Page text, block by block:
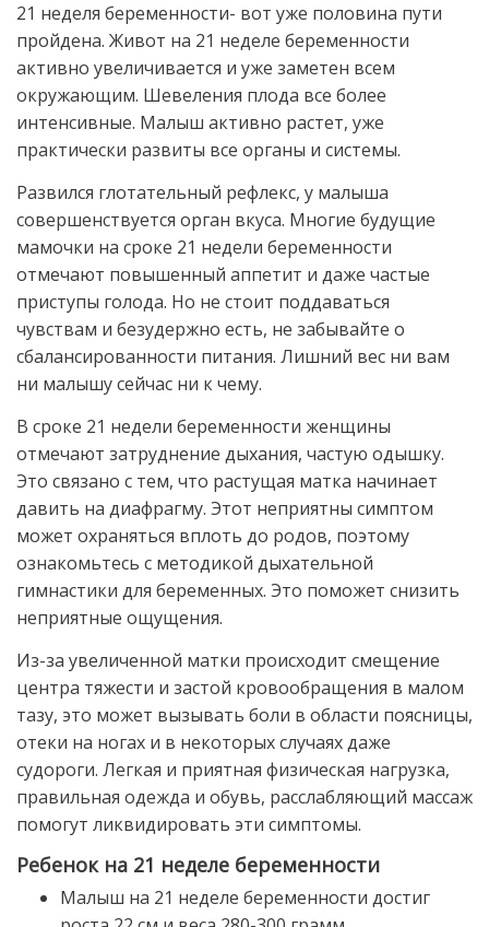
21 неделя беременности- вот уже половина пути
пройдена. Живот на 21 неделе беременности
активно увеличивается и уже заметен всем
окружающим. Шевеления плода все более
интенсивные. Малыш активно растет, уже
практически развиты все органы и системы.
Развился глотательный рефлекс, у малыша
совершенствуется орган вкуса. Многие будущие
мамочки на сроке 21 недели беременности
отмечают повышенный аппетит и даже частые
приступы голода. Но не стоит поддаваться
чувствам и безудержно есть, не забывайте о
сбалансированности питания. Лишний вес ни вам
ни малышу сейчас ни к чему.
В сроке 21 недели беременности женщины
отмечают затруднение дыхания, частую одышку.
Это связано с тем, что растущая матка начинает
давить на диафрагму. Этот неприятны симптом
может охраняться вплоть до родов, поэтому
ознакомьтесь с методикой дыхательной
гимнастики для беременных. Это поможет снизить
неприятные ощущения.
Из-за увеличенной матки происходит смещение
центра тяжести и застой кровообращения в малом
тазу, это может вызывать боли в области поясницы,
отеки на ногах и в некоторых случаях даже
судороги. Легкая и приятная физическая нагрузка,
правильная одежда и обувь, расслабляющий массаж
помогут ликвидировать эти симптомы.
Ребенок на 21 неделе беременности
Малыш на 21 неделе беременности достиг